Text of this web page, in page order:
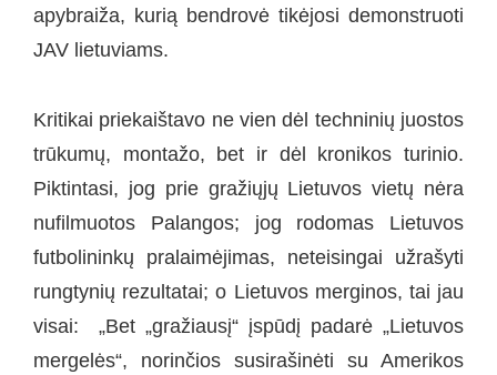
apybraiža, kurią bendrovė tikėjosi demonstruoti
JAV lietuviams.
Kritikai priekaištavo ne vien dėl techninių juostos
trūkumų, montažo, bet ir dėl kronikos turinio.
Piktintasi, jog prie gražiųjų Lietuvos vietų nėra
nufilmuotos Palangos; jog rodomas Lietuvos
futbolininkų pralaimėjimas, neteisingai užrašyti
rungtynių rezultatai; o Lietuvos merginos, tai jau
visai: „Bet „gražiausį“ įspūdį padarė „Lietuvos
mergelės“, norinčios susirašinėti su Amerikos